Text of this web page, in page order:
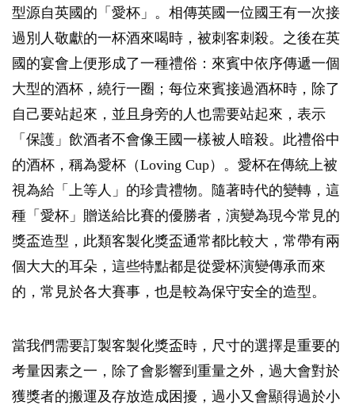
型源自英國的「愛杯」。相傳英國一位國王有一次接
過別人敬獻的一杯酒來喝時，被刺客刺殺。之後在英
國的宴會上便形成了一種禮俗：來賓中依序傳遞一個
大型的酒杯，繞行一圈；每位來賓接過酒杯時，除了
自己要站起來，並且身旁的人也需要站起來，表示
「保護」飲酒者不會像王國一樣被人暗殺。此禮俗中
的酒杯，稱為愛杯（Loving Cup）。愛杯在傳統上被
視為給「上等人」的珍貴禮物。隨著時代的變轉，這
種「愛杯」贈送給比賽的優勝者，演變為現今常見的
獎盃造型，此類客製化獎盃通常都比較大，常帶有兩
個大大的耳朵，這些特點都是從愛杯演變傳承而來
的，常見於各大賽事，也是較為保守安全的造型。
當我們需要訂製客製化獎盃時，尺寸的選擇是重要的
考量因素之一，除了會影響到重量之外，過大會對於
獲獎者的搬運及存放造成困擾，過小又會顯得過於小